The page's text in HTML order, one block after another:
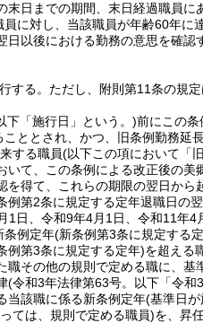
末日までの期間、末日経過職員
員に対し、当該職員が年齢60年
以後における勤務の意思を確認
する。 ただし、附則第11条の規
下「施行日」という。)前にこの条
ととされ、かつ、旧条例勤務延
する職員(以下この項において「
て、この条例による改正後の美
得て、これらの期限の翌日か
第2条に規定する定年退職日の
1日、令和9年4月1日、令和11年
条例定年(新条例第3条に規定する
例第3条に規定する定年)を超える
職その他の規則で定める職に、
(令和3年法律第63号。以下「令和
当該職に係る新条例定年(基準日
ては、規則で定める職員)を、昇